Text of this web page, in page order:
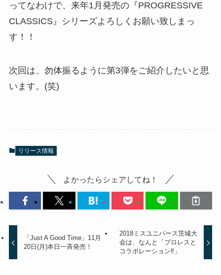
ってなわけで、来年1月発売の『PROGRESSIVE
CLASSICS』シリーズよろしくお願い致しまっ
す！！
次回は、勿体振るように第3弾をご紹介したいと思
います。(笑)
リリース情報
よかったらシェアしてね！
「Just A Good Time」11月
20日(月)本日一斉発売！
2018ミスユニバース茨城大
会は、なんと「プロレスと
コラボレーション‼︎」